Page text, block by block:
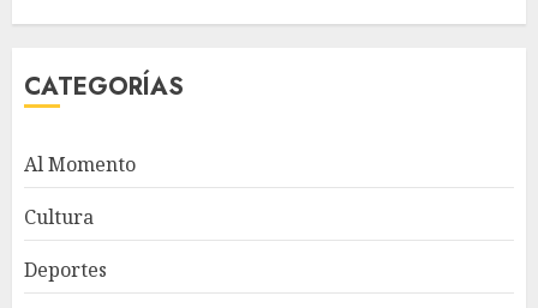
CATEGORÍAS
Al Momento
Cultura
Deportes